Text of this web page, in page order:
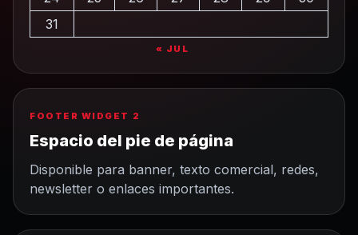
31
« JUL
FOOTER WIDGET 2
Espacio del pie de página
Disponible para banner, texto comercial, redes,
newsletter o enlaces importantes.